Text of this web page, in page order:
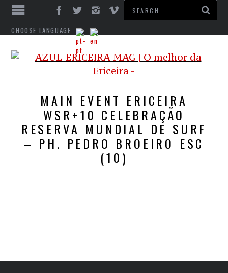
CHOOSE LANGUAGE
MAIN EVENT ERICEIRA
WSR+10 CELEBRAÇÃO
RESERVA MUNDIAL DE SURF
– PH. PEDRO BROEIRO ESC
(10)